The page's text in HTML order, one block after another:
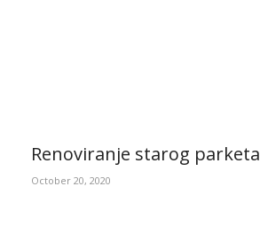
Renoviranje starog parketa
October 20, 2020